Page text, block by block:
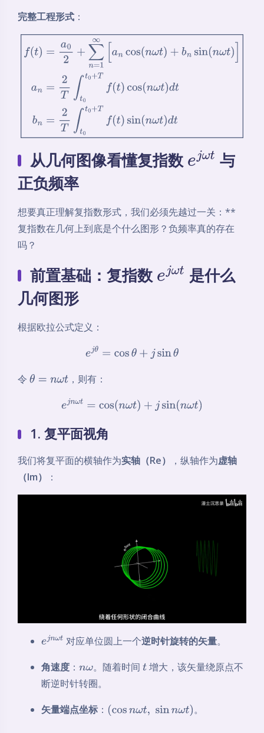
完整工程形式 ：
= ∑n= [ancos + sin 0t
+
cos n ωt)d bn= 2T∫t0t0+T ( )sin(nωt)dt
从几何图像看懂复指数 ejωt 与
正负频率
想要真正理解复指数形式，我们必须先越过一关：**
复指数在几何上到底是个什么图形？负频率真的存在
吗？
前置基础：复指数 ejωt 是什么
几何图形
根据欧拉公式定义：
ejθ =cosθ +jsinθ
令 θ =nωt ，则有：
ej nω t=cos(nωt +j sin(nωt)
1. 复平面视角
我们将复平面的横轴作为实轴（Re） ，纵轴作为虚轴
（Im）
：
ejnωt 对应单位圆上一个逆时针旋转的矢量。
角速度 ： nω。随着时间 t增大，该矢量绕原点不
断逆时针转圈。
矢量端点坐标 ： (cosnωt,sinnωt) 。